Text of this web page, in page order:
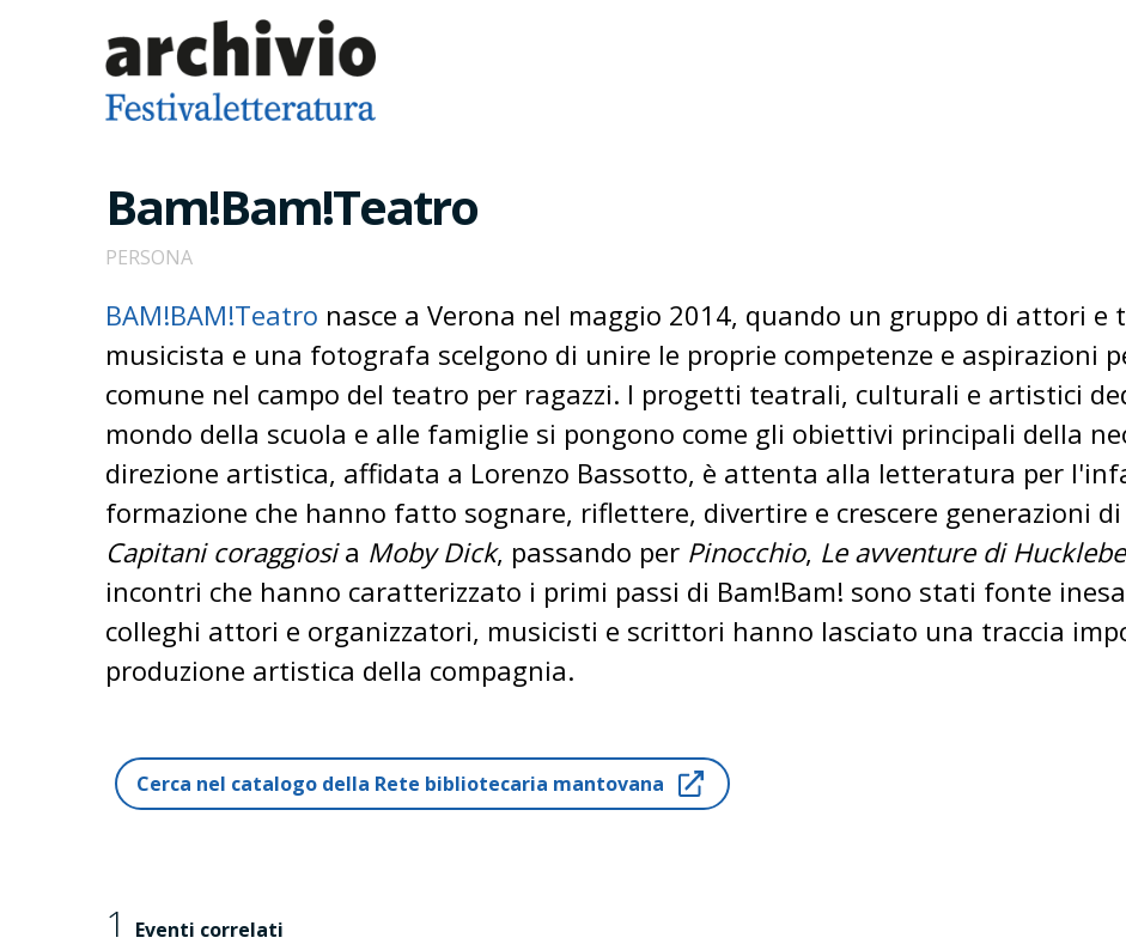
Bam!Bam!Teatro
PERSONA
BAM!BAM!Teatro nasce a Verona nel maggio 2014, quando un gruppo di attori e
musicista e una fotografa scelgono di unire le proprie competenze e aspirazioni
comune nel campo del teatro per ragazzi. I progetti teatrali, culturali e artistici
mondo della scuola e alle famiglie si pongono come gli obiettivi principali della
direzione artistica, affidata a Lorenzo Bassotto, è attenta alla letteratura per
formazione che hanno fatto sognare, riflettere, divertire e crescere generazioni
Capitani coraggiosia Moby Dick, passando per Pinocchio, Le avventure di
incontri che hanno caratterizzato i primi passi di Bam!Bam! sono stati fonte
colleghi attori e organizzatori, musicisti e scrittori hanno lasciato una traccia
produzione artistica della compagnia.
Cerca nel catalogo della Rete bibliotecaria mantovana
1 Eventi correlati